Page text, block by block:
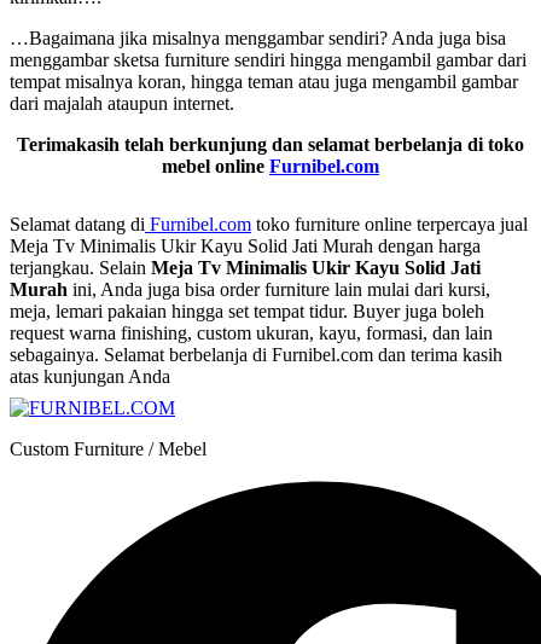
…Bagaimana jika misalnya menggambar sendiri? Anda juga bisa
menggambar sketsa furniture sendiri hingga mengambil gambar dari
tempat misalnya koran, hingga teman atau juga mengambil gambar
dari majalah ataupun internet.
Terimakasih telah berkunjung dan selamat berbelanja di toko
mebel online Furnibel.com
Selamat datang di Furnibel.com toko furniture online terpercaya jual
Meja Tv Minimalis Ukir Kayu Solid Jati Murah dengan harga
terjangkau. Selain Meja Tv Minimalis Ukir Kayu Solid Jati
Murah ini, Anda juga bisa order furniture lain mulai dari kursi,
meja, lemari pakaian hingga set tempat tidur. Buyer juga boleh
request warna finishing, custom ukuran, kayu, formasi, dan lain
sebagainya. Selamat berbelanja di Furnibel.com dan terima kasih
atas kunjungan Anda
Custom Furniture / Mebel